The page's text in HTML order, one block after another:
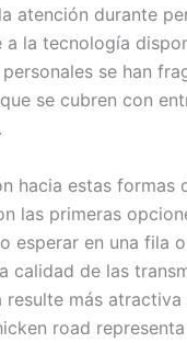
atención durante
a la tecnología
se han
se cubren con
hacia estas formas
las primeras
esperar en una fila
calidad de las
resulte más
road